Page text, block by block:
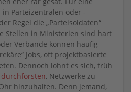
Parteizentralen oder -
Regel die „Parteisoldaten“
Stellen in Ministerien sind hart
Verbände können häufig
Jobs, oft projektbasierte
Dennoch lohnt es sich, früh
, Netzwerke zu
hinzuhalten. Denn jemand,